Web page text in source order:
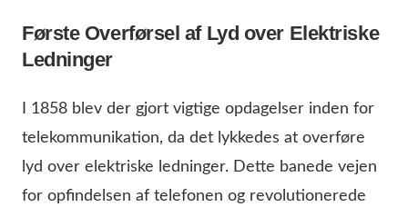
Første Overførsel af Lyd over Elektriske
Ledninger
I 1858 blev der gjort vigtige opdagelser inden for
telekommunikation, da det lykkedes at overføre
lyd over elektriske ledninger. Dette banede vejen
for opfindelsen af telefonen og revolutionerede